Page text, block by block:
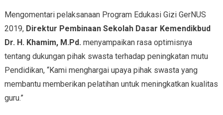
Mengomentari pelaksanaan Program Edukasi Gizi GerNUS
2019, Direktur Pembinaan Sekolah Dasar Kemendikbud
Dr. H. Khamim, M.Pd. menyampaikan rasa optimisnya
tentang dukungan pihak swasta terhadap peningkatan mutu
Pendidikan, “Kami menghargai upaya pihak swasta yang
membantu memberikan pelatihan untuk meningkatkan kualitas
guru.”